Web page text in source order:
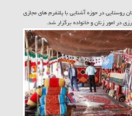
روستایی در حوزه آشنایی با پلتفرم های مجازی
در امور زنان و خانواده برگزار شد.